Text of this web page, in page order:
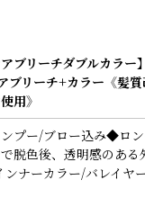
アブリーチダブルカラー
ブリーチ+カラー《髪
用》
プー/ブロー込み◆ロ
脱色後、透明感のある
ナーカラー/バレイヤ